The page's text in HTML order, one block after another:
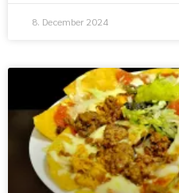
8. December 2024